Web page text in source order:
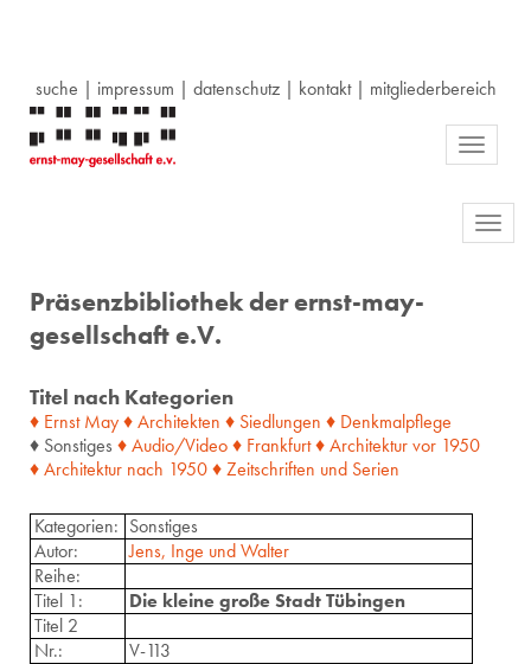
suche | impressum | datenschutz| kontakt| mitgliederbereich
Toggle
Präsenzbibliothek der ernst-may-
gesellschaft e.V.
Titel nach Kategorien
♦ Ernst May♦ Architekten ♦ Siedlungen ♦ Denkmalpflege
♦ Sonstiges ♦ Audio/Video♦ Frankfurt♦ Architekturvor 1950
♦ Architektur nach 1950♦ Zeitschriften und Serien
Kategorien: Sonstiges
Autor:
Jens, Inge und Walter
Reihe:
Titel 1:
Die kleine große Stadt Tübingen
Titel 2
Nr.:
V-113